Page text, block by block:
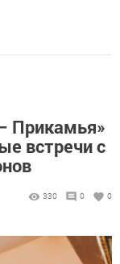
Прикамья»
встречи с